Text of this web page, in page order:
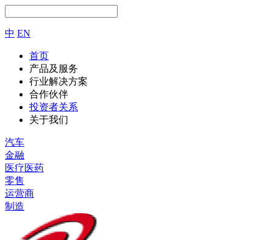
中 EN
首页
产品及服务
行业解决方案
合作伙伴
投资者关系
关于我们
汽车
金融
医疗医药
零售
运营商
制造